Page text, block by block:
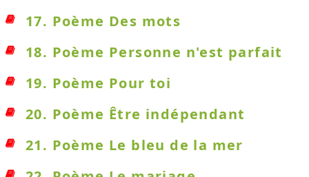
17. Poème Des mots
18. Poème Personne n'est parfait
19. Poème Pour toi
20. Poème Être indépendant
21. Poème Le bleu de la mer